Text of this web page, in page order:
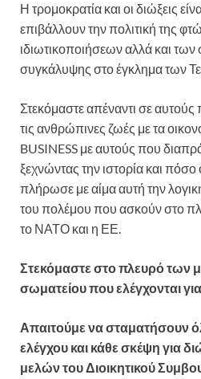
Η τρομοκρατία και οι διώξεις
επιβάλλουν την πολιτική της
ιδιωτικοποιήσεων αλλά και
συγκάλυψης στο έγκλημα των
Στεκόμαστε απέναντι σε
τις ανθρώπινες ζωές με τα
BUSINESS με αυτούς που
ξεχνώντας την ιστορία και πόσο
πλήρωσε με αίμα αυτή την
του πολέμου που ασκούν στο
το ΝΑΤΟ και η ΕΕ.
Στεκόμαστε στο πλευρό των
σωματείου που ελέγχονται
Απαιτούμε να σταματήσουν
ελέγχου και κάθε σκέψη για
μελών του Διοικητικού